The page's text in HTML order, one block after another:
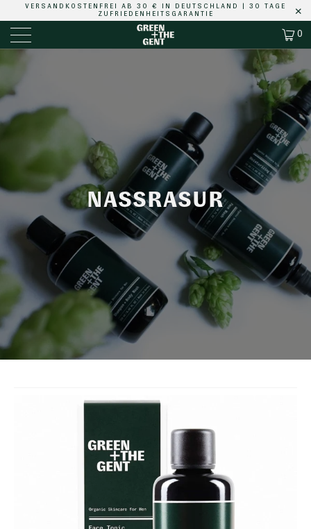
VERSANDKOSTENFREI AB 30 € IN DEUTSCHLAND | 30 TAGE
ZUFRIEDENHEITSGARANTIE
0
NASSRASUR